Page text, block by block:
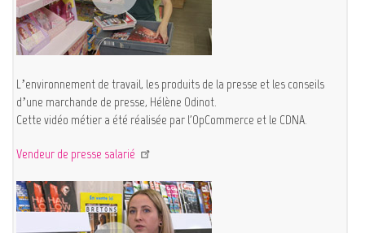
L’environnement de travail, les produits de la presse et les conseils
d’une marchande de presse, Hélène Odinot.
Cette vidéo métier a été réalisée par l'OpCommerce et le CDNA.
Vendeur de presse salarié